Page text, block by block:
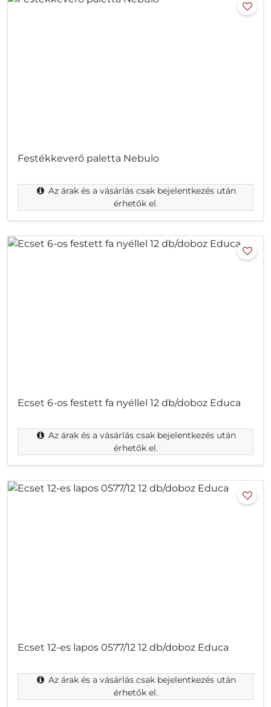
Festékkeverő paletta Nebulo
Az árak és a vásárlás csak bejelentkezés után
érhetők el.
Ecset 6-os festett fa nyéllel 12 db/doboz Educa
Az árak és a vásárlás csak bejelentkezés után
érhetők el.
Ecset 12-es lapos 0577/12 12 db/doboz Educa
Az árak és a vásárlás csak bejelentkezés után
érhetők el.